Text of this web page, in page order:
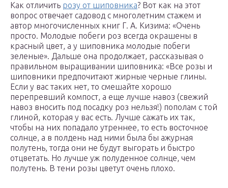
Как отличить розу от шиповника? Вот как на этот
вопрос отвечает садовод с многолетним стажем и
автор многочисленных книг Г. А. Кизима: «Очень
просто. Молодые побеги роз всегда окрашены в
красный цвет, а у шиповника молодые побеги
зеленые». Дальше она продолжает, рассказывая о
правильном выращивании шиповника: «Все розы и
шиповники предпочитают жирные черные глины.
Если у вас таких нет, то смешайте хорошо
перепревший компост, а еще лучше навоз (свежий
навоз вносить под посадку роз нельзя!) пополам с той
глиной, которая у вас есть. Лучше сажать их так,
чтобы на них попадало утреннее, то есть восточное
солнце, а в полдень над ними была бы ажурная
полутень, тогда они не будут выгорать и быстро
отцветать. Но лучше уж полуденное солнце, чем
полутень. В тени розы цветут очень плохо.